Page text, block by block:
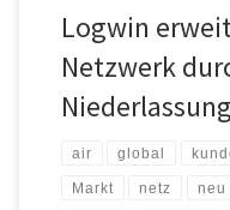
Logwin
Netzwerk
air global
Markt netz neu